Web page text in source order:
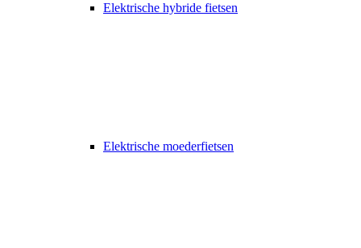
Elektrische hybride fietsen
Elektrische moederfietsen